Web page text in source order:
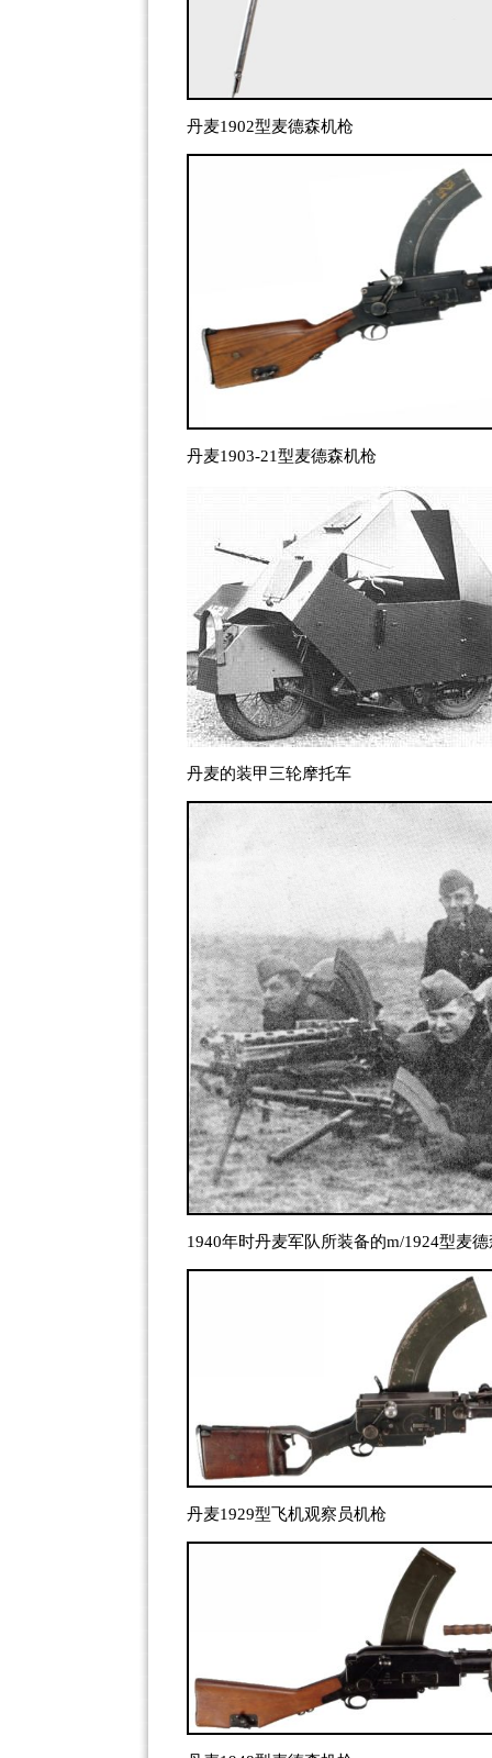
丹麦1902型麦德森机枪
丹麦1903-21型麦德森机枪
丹麦的装甲三轮摩托车
1940年时丹麦军队所装备的m/1924型麦
丹麦1929型飞机观察员机枪